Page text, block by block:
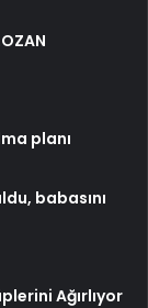
planı
babasını
Ağırlıyor